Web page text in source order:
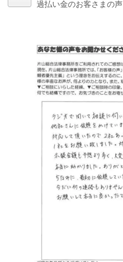
過払い金のお客さまの声